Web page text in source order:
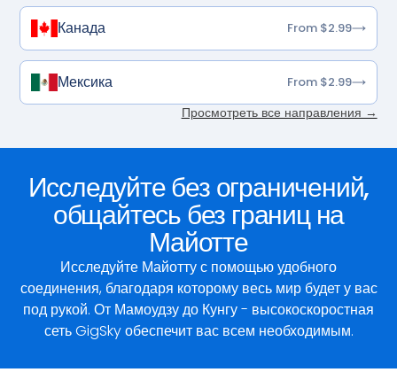
Канада From $2.99
Мексика From $2.99
Просмотреть все направления →
Исследуйте без ограничений,
общайтесь без границ на
Майотте
Исследуйте Майотту с помощью удобного
соединения, благодаря которому весь мир будет у вас
под рукой. От Мамоудзу до Кунгу - высокоскоростная
сеть GigSky обеспечит вас всем необходимым.